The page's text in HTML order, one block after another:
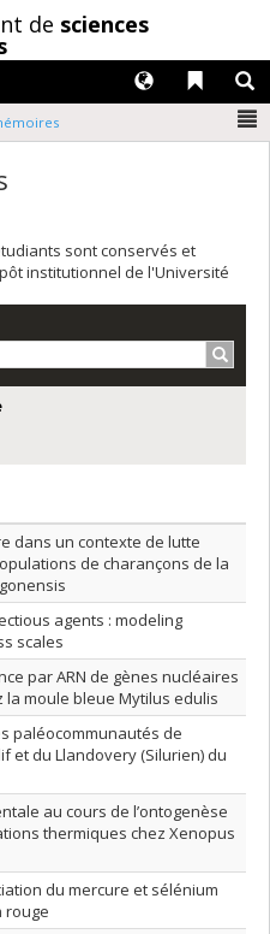
de sciences
Liens
Langues
sont conservés et
institutionnel de l'Université
ordre croissant
dans un contexte de lutte
de charançons de la
agents : modeling
scales
par ARN de gènes nucléaires
moule bleue Mytilus edulis
paléocommunautés de
et du Llandovery (Silurien) du
au cours de l’ontogenèse
thermiques chez Xenopus
du mercure et sélénium
rouge